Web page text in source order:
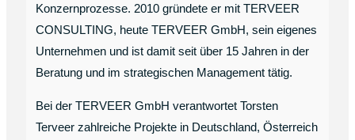
Konzernprozesse. 2010 gründete er mit TERVEER
CONSULTING, heute TERVEER GmbH, sein eigenes
Unternehmen und ist damit seit über 15 Jahren in der
Beratung und im strategischen Management tätig.
Bei der TERVEER GmbH verantwortet Torsten
Terveer zahlreiche Projekte in Deutschland, Österreich